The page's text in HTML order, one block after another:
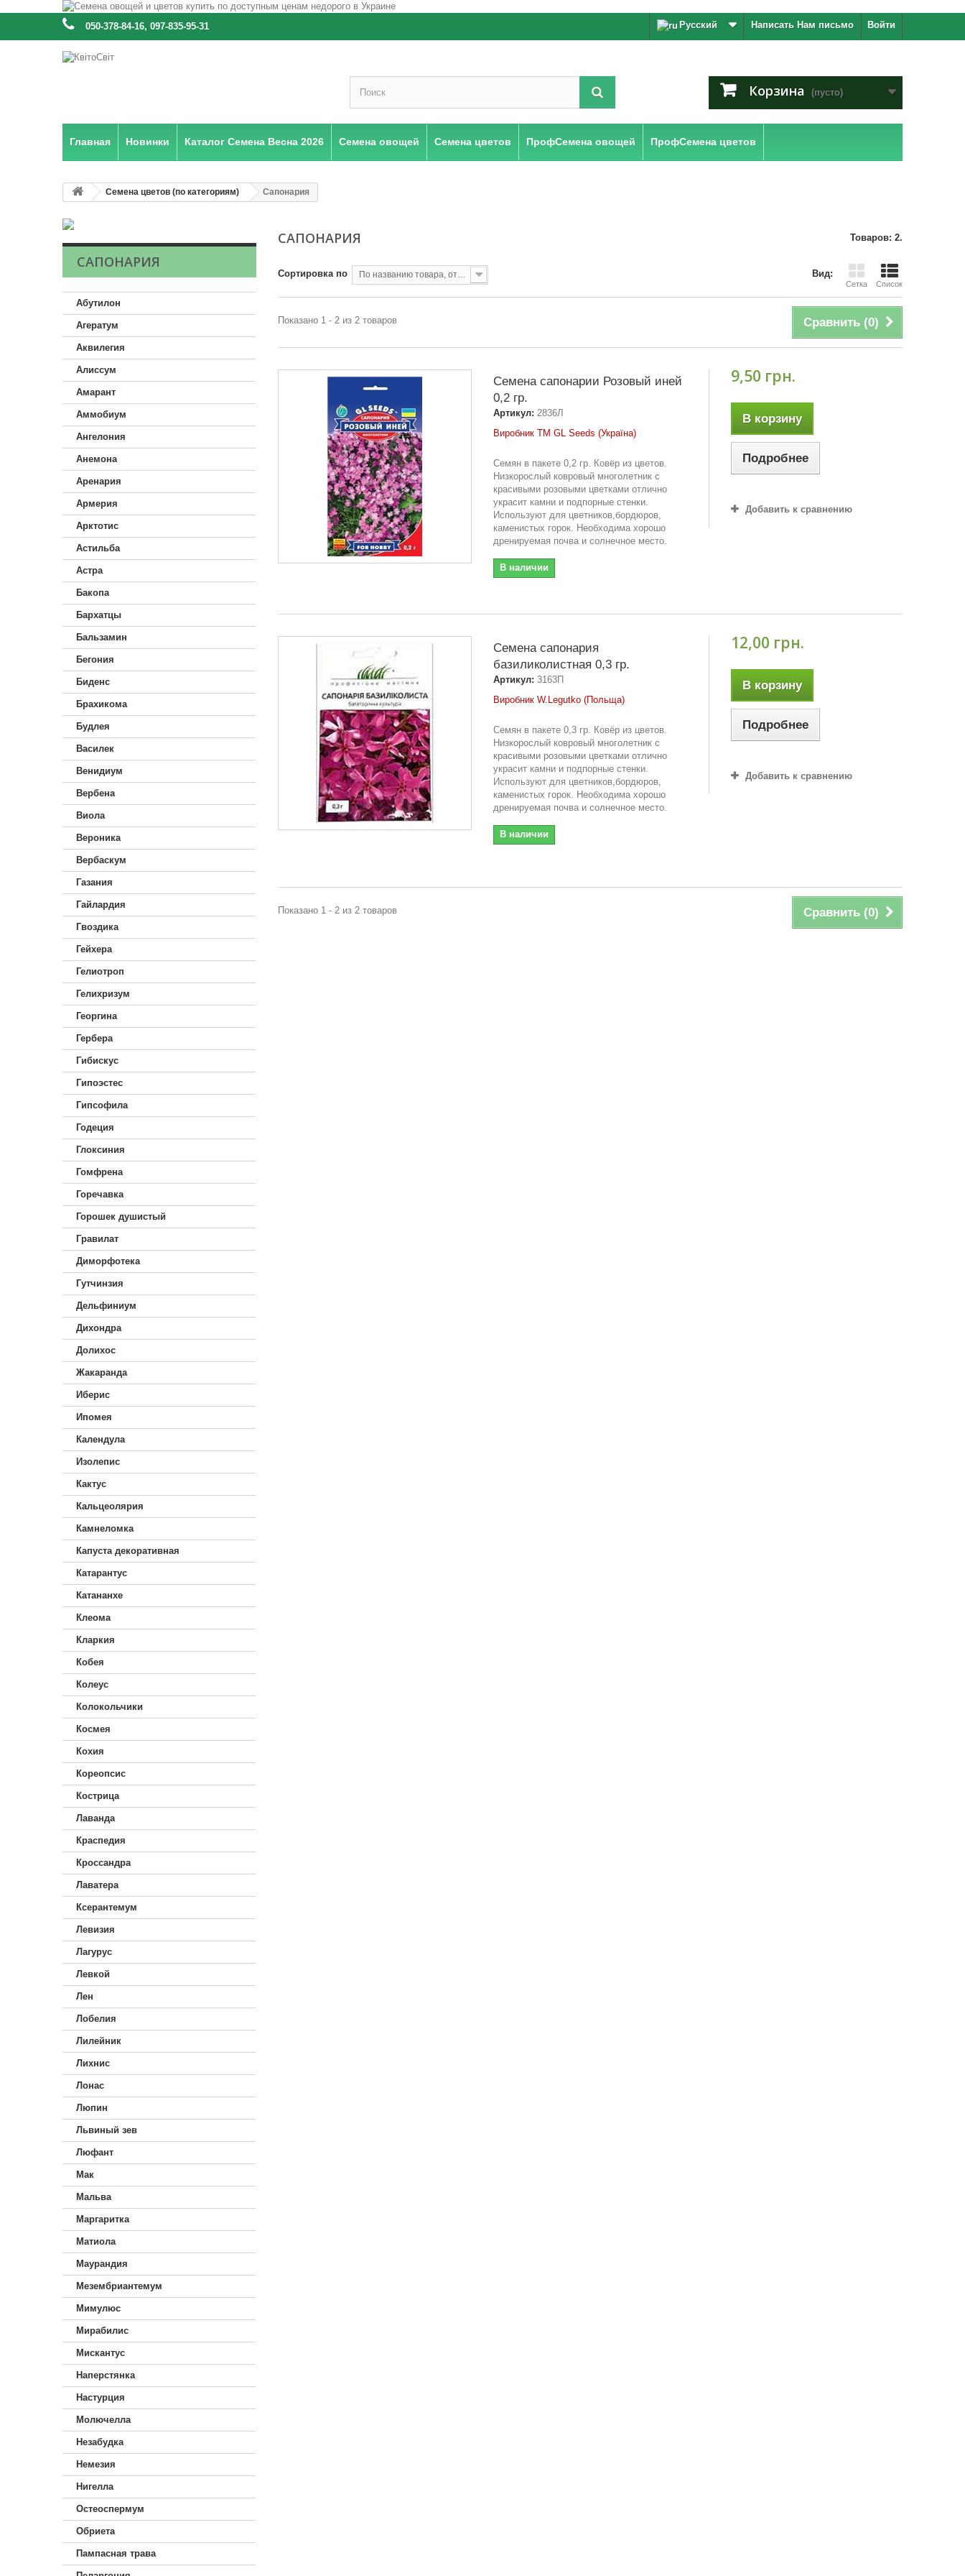
Войти
Написать Нам письмо
: 050-378-84-16, 097-835-95-31 Русский
Корзина (пусто)
Главная Новинки Каталог Семена Весна 2026 Семена овощей Семена цветов ПрофСемена овощей ПрофСемена цветов
Семена цветов (по категориям) Сапонария
САПОНАРИЯ
Абутилон
Агератум
Аквилегия
Алиссум
Амарант
Аммобиум
Ангелония
Анемона
Аренария
Армерия
Арктотис
Астильба
Астра
Бакопа
Бархатцы
Бальзамин
Бегония
Биденс
Брахикома
Будлея
Василек
Венидиум
Вербена
Виола
Вероника
Вербаскум
Газания
Гайлардия
Гвоздика
Гейхера
Гелиотроп
Гелихризум
Георгина
Гербера
Гибискус
Гипоэстес
Гипсофила
Годеция
Глоксиния
Гомфрена
Горечавка
Горошек душистый
Гравилат
Диморфотека
Гутчинзия
Дельфиниум
Дихондра
Долихос
Жакаранда
Иберис
Ипомея
Календула
Изолепис
Кактус
Кальцеолярия
Камнеломка
Капуста декоративная
Катарантус
Катананхе
Клеома
Кларкия
Кобея
Колеус
Колокольчики
Космея
Кохия
Кореопсис
Кострица
Лаванда
Краспедия
Кроссандра
Лаватера
Ксерантемум
Левизия
Лагурус
Левкой
Лен
Лобелия
Лилейник
Лихнис
Лонас
Люпин
Львиный зев
Люфант
Мак
Мальва
Маргаритка
Матиола
Маурандия
Мезембриантемум
Мимулюс
Мирабилис
Мискантус
Наперстянка
Настурция
Молючелла
Незабудка
Немезия
Нигелла
Остеоспермум
Обриета
Пампасная трава
САПОНАРИЯ Товаров: 2.
Вид:
Сетка Список
Сортировка по По названию товара, от А до Я
Сравнить (0)
Показано 1 - 2 из 2 товаров
Семена сапонарии Розовый иней
0,2 гр.
Артикул: 2836Л
Виробник ТМ GL Seeds (Україна)
Семян в пакете 0,2 гр. Ковёр из цветов.
Низкорослый ковровый многолетник с
красивыми розовыми цветками отлично
украсит камни и подпорные стенки.
Используют для цветников,бордюров,
каменистых горок. Необходима хорошо
дренируемая почва и солнечное место.
В наличии
9,50 грн.
В корзину
Подробнее
Добавить к сравнению
Семена сапонария
базиликолистная 0,3 гр.
Артикул: 3163П
Виробник W.Legutko (Польща)
Семян в пакете 0,3 гр. Ковёр из цветов.
Низкорослый ковровый многолетник с
красивыми розовыми цветками отлично
украсит камни и подпорные стенки.
Используют для цветников,бордюров,
каменистых горок. Необходима хорошо
дренируемая почва и солнечное место.
В наличии
12,00 грн.
В корзину
Подробнее
Добавить к сравнению
Сравнить (0)
Показано 1 - 2 из 2 товаров